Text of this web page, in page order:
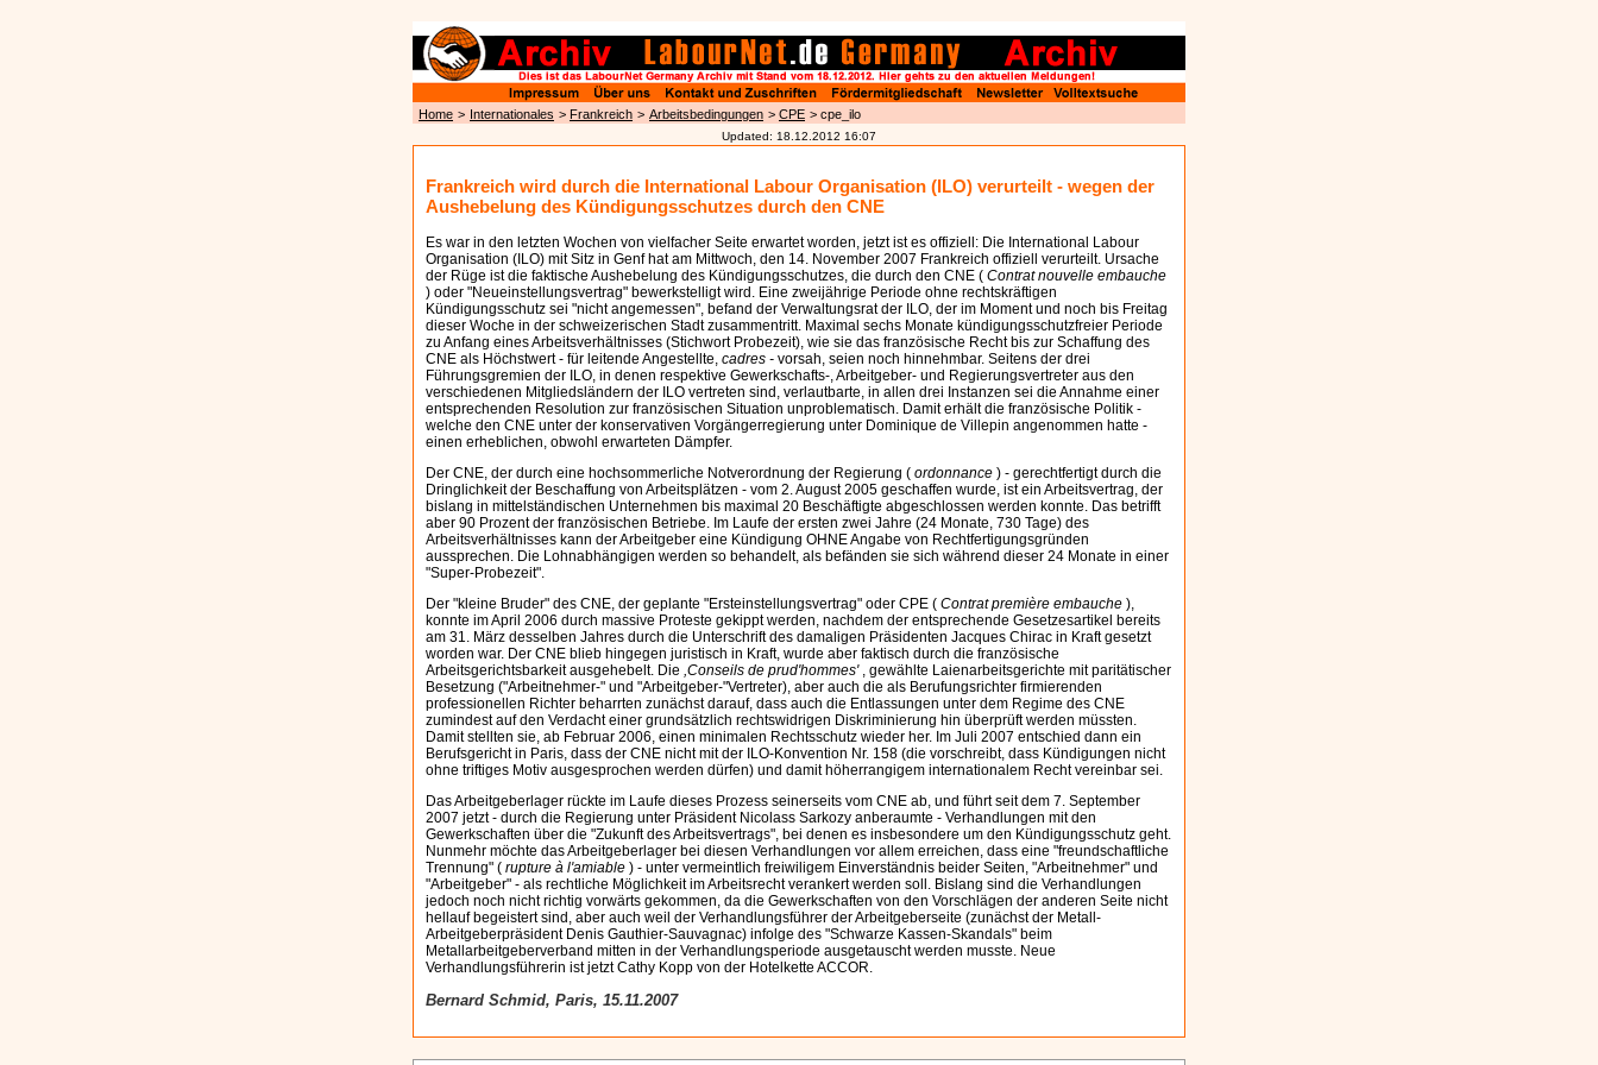
Home > Internationales > Frankreich > Arbeitsbedingungen > CPE > cpe_ilo
Updated: 18.12.2012 16:07
Frankreich wird durch die International Labour Organisation (ILO) verurteilt - wegen der
Aushebelung des Kündigungsschutzes durch den CNE
Es war in den letzten Wochen von vielfacher Seite erwartet worden, jetzt ist es offiziell: Die International Labour
Organisation (ILO) mit Sitz in Genf hat am Mittwoch, den 14. November 2007 Frankreich offiziell verurteilt. Ursache
der Rüge ist die faktische Aushebelung des Kündigungsschutzes, die durch den CNE ( Contrat nouvelle embauche
) oder "Neueinstellungsvertrag" bewerkstelligt wird. Eine zweijährige Periode ohne rechtskräftigen
Kündigungsschutz sei "nicht angemessen", befand der Verwaltungsrat der ILO, der im Moment und noch bis Freitag
dieser Woche in der schweizerischen Stadt zusammentritt. Maximal sechs Monate kündigungsschutzfreier Periode
zu Anfang eines Arbeitsverhältnisses (Stichwort Probezeit), wie sie das französische Recht bis zur Schaffung des
CNE als Höchstwert - für leitende Angestellte, cadres - vorsah, seien noch hinnehmbar. Seitens der drei
Führungsgremien der ILO, in denen respektive Gewerkschafts-, Arbeitgeber- und Regierungsvertreter aus den
verschiedenen Mitgliedsländern der ILO vertreten sind, verlautbarte, in allen drei Instanzen sei die Annahme einer
entsprechenden Resolution zur französischen Situation unproblematisch. Damit erhält die französische Politik -
welche den CNE unter der konservativen Vorgängerregierung unter Dominique de Villepin angenommen hatte -
einen erheblichen, obwohl erwarteten Dämpfer.
Der CNE, der durch eine hochsommerliche Notverordnung der Regierung ( ordonnance ) - gerechtfertigt durch die
Dringlichkeit der Beschaffung von Arbeitsplätzen - vom 2. August 2005 geschaffen wurde, ist ein Arbeitsvertrag, der
bislang in mittelständischen Unternehmen bis maximal 20 Beschäftigte abgeschlossen werden konnte. Das betrifft
aber 90 Prozent der französischen Betriebe. Im Laufe der ersten zwei Jahre (24 Monate, 730 Tage) des
Arbeitsverhältnisses kann der Arbeitgeber eine Kündigung OHNE Angabe von Rechtfertigungsgründen
aussprechen. Die Lohnabhängigen werden so behandelt, als befänden sie sich während dieser 24 Monate in einer
"Super-Probezeit".
Der "kleine Bruder" des CNE, der geplante "Ersteinstellungsvertrag" oder CPE ( Contrat première embauche ),
konnte im April 2006 durch massive Proteste gekippt werden, nachdem der entsprechende Gesetzesartikel bereits
am 31. März desselben Jahres durch die Unterschrift des damaligen Präsidenten Jacques Chirac in Kraft gesetzt
worden war. Der CNE blieb hingegen juristisch in Kraft, wurde aber faktisch durch die französische
Arbeitsgerichtsbarkeit ausgehebelt. Die ,Conseils de prud'hommes' , gewählte Laienarbeitsgerichte mit paritätischer
Besetzung ("Arbeitnehmer-" und "Arbeitgeber-"Vertreter), aber auch die als Berufungsrichter firmierenden
professionellen Richter beharrten zunächst darauf, dass auch die Entlassungen unter dem Regime des CNE
zumindest auf den Verdacht einer grundsätzlich rechtswidrigen Diskriminierung hin überprüft werden müssten.
Damit stellten sie, ab Februar 2006, einen minimalen Rechtsschutz wieder her. Im Juli 2007 entschied dann ein
Berufsgericht in Paris, dass der CNE nicht mit der ILO-Konvention Nr. 158 (die vorschreibt, dass Kündigungen nicht
ohne triftiges Motiv ausgesprochen werden dürfen) und damit höherrangigem internationalem Recht vereinbar sei.
Das Arbeitgeberlager rückte im Laufe dieses Prozess seinerseits vom CNE ab, und führt seit dem 7. September
2007 jetzt - durch die Regierung unter Präsident Nicolass Sarkozy anberaumte - Verhandlungen mit den
Gewerkschaften über die "Zukunft des Arbeitsvertrags", bei denen es insbesondere um den Kündigungsschutz geht.
Nunmehr möchte das Arbeitgeberlager bei diesen Verhandlungen vor allem erreichen, dass eine "freundschaftliche
Trennung" ( rupture à l'amiable ) - unter vermeintlich freiwiligem Einverständnis beider Seiten, "Arbeitnehmer" und
"Arbeitgeber" - als rechtliche Möglichkeit im Arbeitsrecht verankert werden soll. Bislang sind die Verhandlungen
jedoch noch nicht richtig vorwärts gekommen, da die Gewerkschaften von den Vorschlägen der anderen Seite nicht
hellauf begeistert sind, aber auch weil der Verhandlungsführer der Arbeitgeberseite (zunächst der Metall-
Arbeitgeberpräsident Denis Gauthier-Sauvagnac) infolge des "Schwarze Kassen-Skandals" beim
Metallarbeitgeberverband mitten in der Verhandlungsperiode ausgetauscht werden musste. Neue
Verhandlungsführerin ist jetzt Cathy Kopp von der Hotelkette ACCOR.
Bernard Schmid, Paris, 15.11.2007